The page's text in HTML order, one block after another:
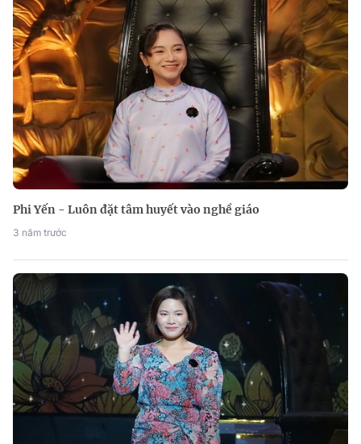
Phi Yến - Luôn đặt tâm huyết vào nghề giáo
3 năm trước